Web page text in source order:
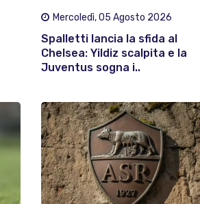
Mercoledì, 05 Agosto 2026
Spalletti lancia la sfida al
Chelsea: Yildiz scalpita e la
Juventus sogna i..